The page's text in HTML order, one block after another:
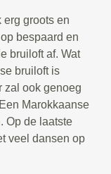
erg groots en
bespaard en
bruiloft af. Wat
bruiloft is
zal ook genoeg
Marokkaanse
Op de laatste
veel dansen op